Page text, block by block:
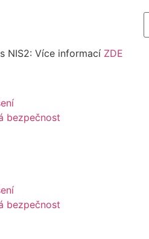
NIS2: Více informací ZDE
bezpečnost
bezpečnost